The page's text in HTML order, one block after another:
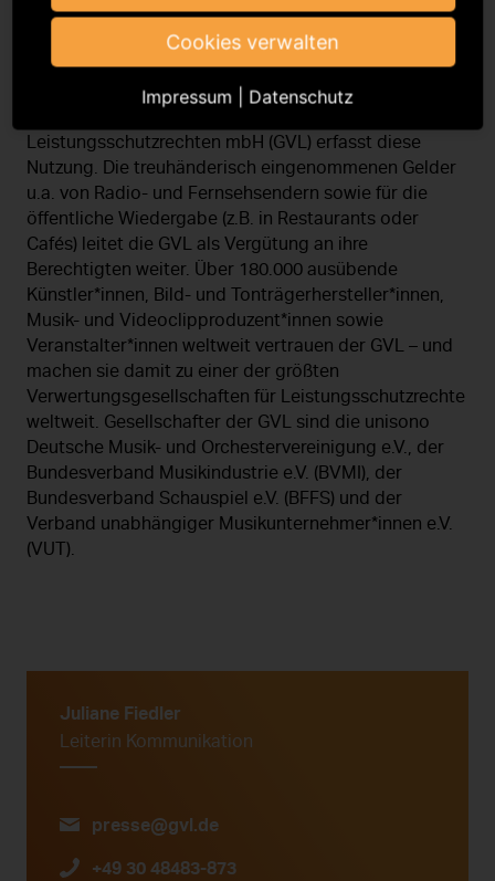
Wer etwas Künstlerisches leistet oder
hierfür die wirtschaftliche Grundlage schafft, muss
Geld für die Nutzung seiner Leistungen erhalten. Die
Leistungsschutzrechten mbH (GVL) erfasst diese
Nutzung. Die treuhänderisch eingenommenen Gelder
u.a. von Radio- und Fernsehsendern sowie für die
öffentliche Wiedergabe (z.B. in Restaurants oder
Cafés) leitet die GVL als Vergütung an ihre
Berechtigten weiter. Über 180.000 ausübende
Künstler*innen, Bild- und Tonträgerhersteller*innen,
Musik- und Videoclipproduzent*innen sowie
Veranstalter*innen weltweit vertrauen der GVL – und
machen sie damit zu einer der größten
Verwertungsgesellschaften für Leistungsschutzrechte
weltweit. Gesellschafter der GVL sind die unisono
Deutsche Musik- und Orchestervereinigung e.V., der
Bundesverband Musikindustrie e.V. (BVMI), der
Bundesverband Schauspiel e.V. (BFFS) und der
Verband unabhängiger Musikunternehmer*innen e.V.
(VUT).
Juliane Fiedler
Leiterin Kommunikation
presse@gvl.de
+49 30 48483-873
Cookies verwalten
Impressum Datenschutz